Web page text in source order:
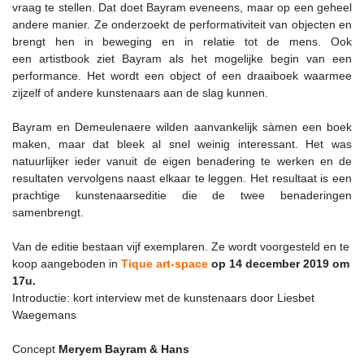
vraag te stellen. Dat doet Bayram eveneens, maar op een geheel
andere manier. Ze onderzoekt de performativiteit van objecten en
brengt hen in beweging en in relatie tot de mens. Ook
een artistbook ziet Bayram als het mogelijke begin van een
performance. Het wordt een object of een draaiboek waarmee
zijzelf of andere kunstenaars aan de slag kunnen.
Bayram en Demeulenaere wilden aanvankelijk sàmen een boek
maken, maar dat bleek al snel weinig interessant. Het was
natuurlijker ieder vanuit de eigen benadering te werken en de
resultaten vervolgens naast elkaar te leggen. Het resultaat is een
prachtige kunstenaarseditie die de twee benaderingen
samenbrengt.
Van de editie bestaan vijf exemplaren. Ze wordt voorgesteld en te
koop aangeboden in Tique art-space op 14 december 2019 om
17u.
Introductie: kort interview met de kunstenaars door Liesbet
Waegemans
Concept Meryem Bayram & Hans